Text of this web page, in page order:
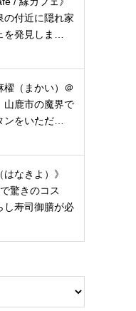
の付近に隠れ家
を発見しま…
櫂（まかい）＠
山鹿市の魔界で
ンをいただ…
はなきよ）》
驚きのコス
し寿司御膳が必